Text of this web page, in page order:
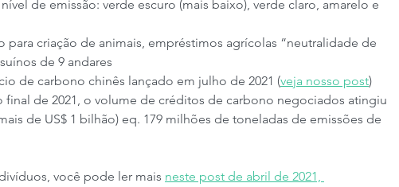
de emissão: verde escuro (mais baixo), verde claro, amarelo e
para criação de animais, empréstimos agrícolas “neutralidade de
de 9 andares
de carbono chinês lançado em julho de 2021 (veja nosso post)
final de 2021, o volume de créditos de carbono negociados atingiu
de US$ 1 bilhão) eq. 179 milhões de toneladas de emissões de
você pode ler mais neste post de abril de 2021,